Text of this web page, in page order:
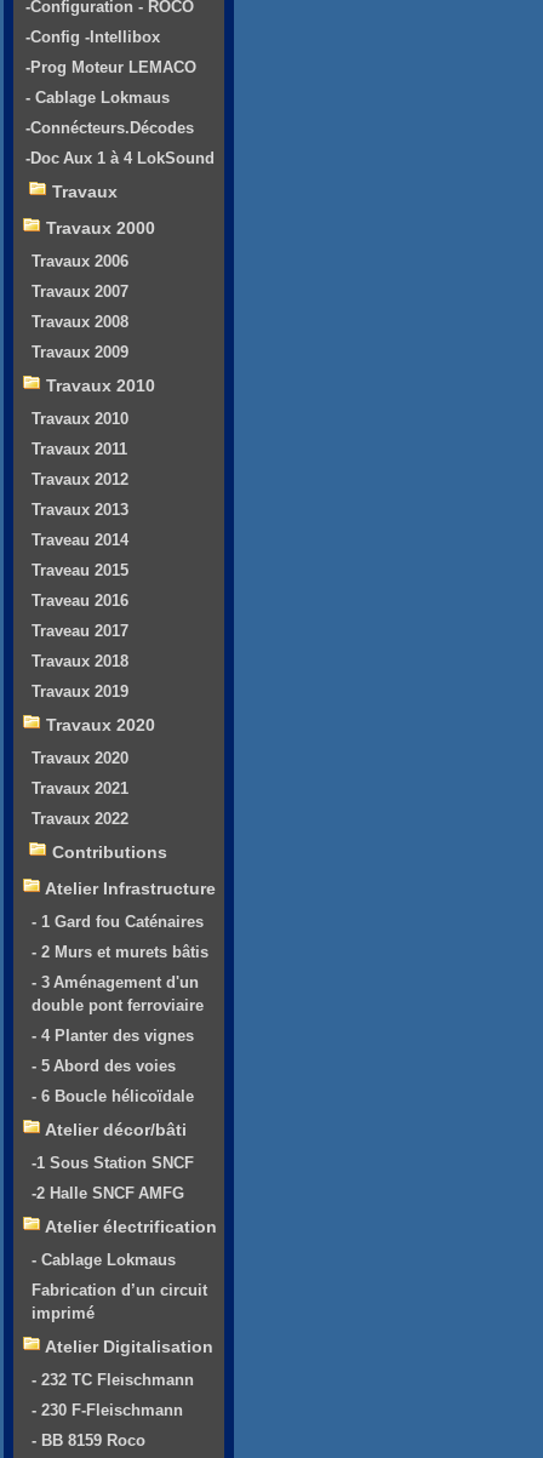
-Configuration - ROCO
-Config -Intellibox
-Prog Moteur LEMACO
- Cablage Lokmaus
-Connécteurs.Décodes
-Doc Aux 1 à 4 LokSound
Travaux
Travaux 2000
Travaux 2006
Travaux 2007
Travaux 2008
Travaux 2009
Travaux 2010
Travaux 2010
Travaux 2011
Travaux 2012
Travaux 2013
Traveau 2014
Traveau 2015
Traveau 2016
Traveau 2017
Travaux 2018
Travaux 2019
Travaux 2020
Travaux 2020
Travaux 2021
Travaux 2022
Contributions
Atelier Infrastructure
- 1 Gard fou Caténaires
- 2 Murs et murets bâtis
- 3 Aménagement d'un
double pont ferroviaire
- 4 Planter des vignes
- 5 Abord des voies
- 6 Boucle hélicoïdale
Atelier décor/bâti
-1 Sous Station SNCF
-2 Halle SNCF AMFG
Atelier électrification
- Cablage Lokmaus
Fabrication d’un circuit
imprimé
Atelier Digitalisation
- 232 TC Fleischmann
- 230 F-Fleischmann
- BB 8159 Roco